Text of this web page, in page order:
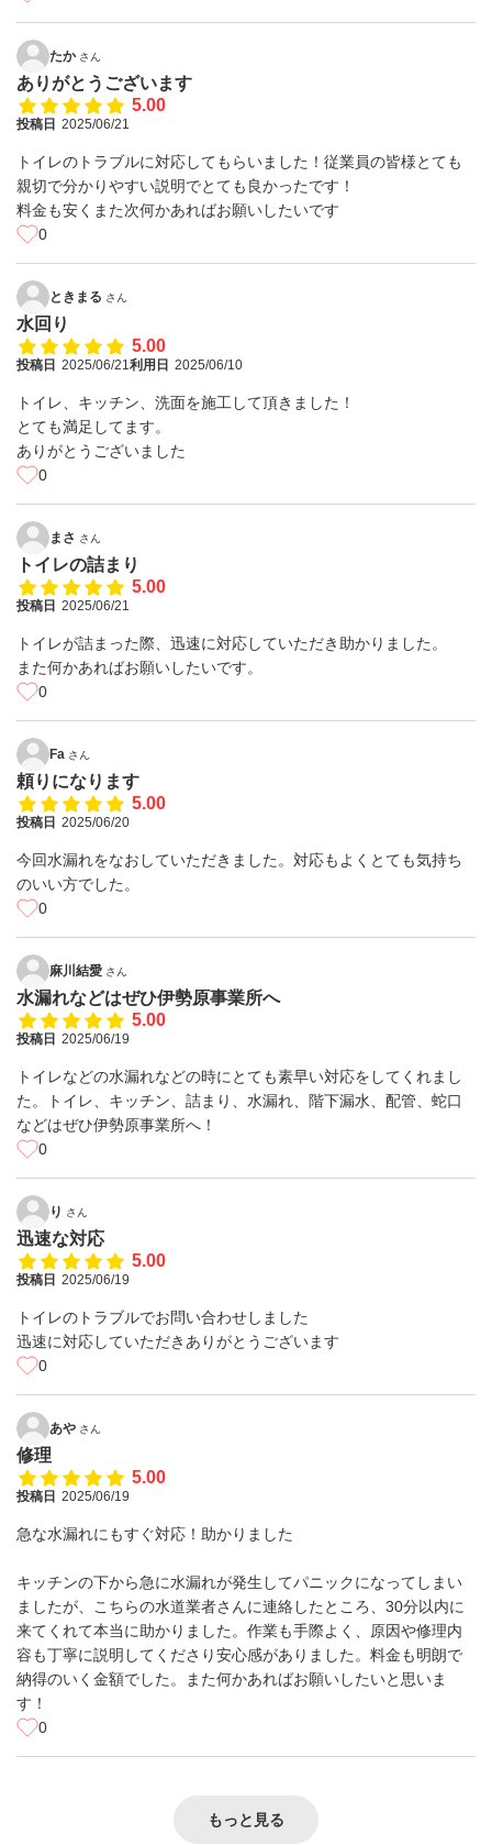
たか さん
ありがとうございます
5.00
投稿日 2025/06/21
トイレのトラブルに対応してもらいました！従業員の皆様とても
親切で分かりやすい説明でとても良かったです！
料金も安くまた次何かあればお願いしたいです
0
ときまる さん
水回り
5.00
投稿日 2025/06/21利用日 2025/06/10
トイレ、キッチン、洗面を施工して頂きました！
とても満足してます。
ありがとうございました
0
まさ さん
トイレの詰まり
5.00
投稿日 2025/06/21
トイレが詰まった際、迅速に対応していただき助かりました。
また何かあればお願いしたいです。
0
Fa さん
頼りになります
5.00
投稿日 2025/06/20
今回水漏れをなおしていただきました。対応もよくとても気持ち
のいい方でした。
0
麻川結愛 さん
水漏れなどはぜひ伊勢原事業所へ
5.00
投稿日 2025/06/19
トイレなどの水漏れなどの時にとても素早い対応をしてくれまし
た。トイレ、キッチン、詰まり、水漏れ、階下漏水、配管、蛇口
などはぜひ伊勢原事業所へ！
0
り さん
迅速な対応
5.00
投稿日 2025/06/19
トイレのトラブルでお問い合わせしました
迅速に対応していただきありがとうございます
0
あや さん
修理
5.00
投稿日 2025/06/19
急な水漏れにもすぐ対応！助かりました
キッチンの下から急に水漏れが発生してパニックになってしまい
ましたが、こちらの水道業者さんに連絡したところ、30分以内に
来てくれて本当に助かりました。作業も手際よく、原因や修理内
容も丁寧に説明してくださり安心感がありました。料金も明朗で
納得のいく金額でした。また何かあればお願いしたいと思いま
す！
0
もっと見る